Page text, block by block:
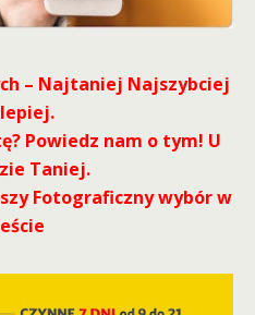
– Najtaniej Najszybciej
Powiedz nam o tym! U
Taniej.
Fotograficzny wybór w